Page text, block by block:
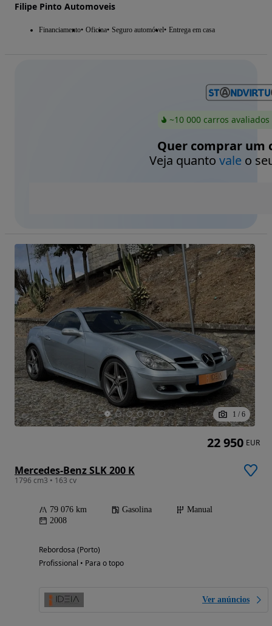
Filipe Pinto Automoveis
Financiamento Oficina Seguro automóvel Entrega em casa
~10 000 carros
Quer comprar um
Veja quanto valeo
1 / 6
Mercedes-Benz SLK 200 K
1796 cm3 • 163 cv
79 076 km Gasolina
Manual
2008
Rebordosa (Porto)
Profissional • Para o topo
Ver anúncios
22 950 EUR